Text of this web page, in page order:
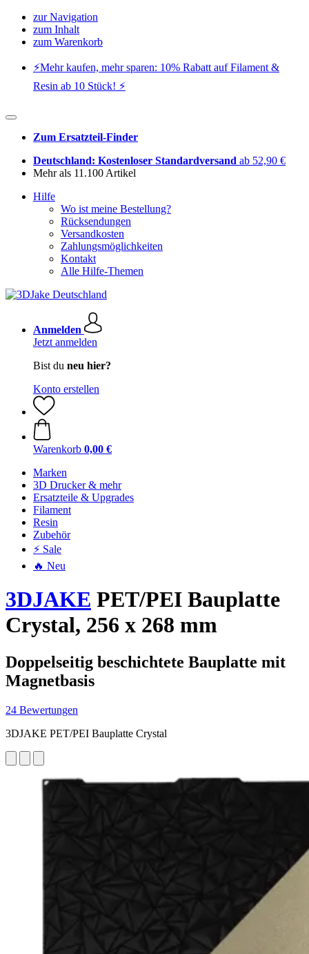
zur Navigation
zum Inhalt
zum Warenkorb
⚡️Mehr kaufen, mehr sparen: 10% Rabatt auf Filament &
Resin ab 10 Stück! ⚡️
Zum Ersatzteil-Finder
Deutschland: Kostenloser Standardversand ab 52,90 €
Mehr als 11.100 Artikel
Hilfe
Wo ist meine Bestellung?
Rücksendungen
Versandkosten
Zahlungsmöglichkeiten
Kontakt
Alle Hilfe-Themen
Anmelden
Jetzt anmelden
Bist du neu hier?
Konto erstellen
Warenkorb 0,00 €
Marken
3D Drucker & mehr
Ersatzteile & Upgrades
Filament
Resin
Zubehör
⚡ Sale
🔥 Neu
3DJAKE PET/PEI Bauplatte
Crystal, 256 x 268 mm
Doppelseitig beschichtete Bauplatte mit
Magnetbasis
24 Bewertungen
3DJAKE PET/PEI Bauplatte Crystal